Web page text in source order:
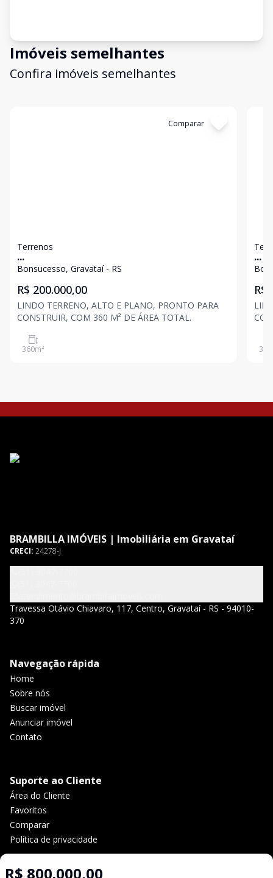
Imóveis semelhantes
Confira imóveis semelhantes
Comparar
Terrenos
...
Bonsucesso, Gravataí - RS
R$ 200.000,00
LINDO TERRENO, ALTO E PLANO, PRONTO PARA
CONSTRUIR, COM 360 M² DE ÁREA TOTAL.
360m²
...
R$
360
R$ 800.000,00
BRAMBILLA IMÓVEIS | Imobiliária em Gravataí
CRECI: 24278-J
Travessa Otávio Chiavaro, 117, Centro, Gravataí - RS - 94010-
370
Navegação rápida
Home
Sobre nós
Buscar imóvel
Anunciar imóvel
Contato
Suporte ao Cliente
Área do Cliente
Favoritos
Comparar
Política de privacidade